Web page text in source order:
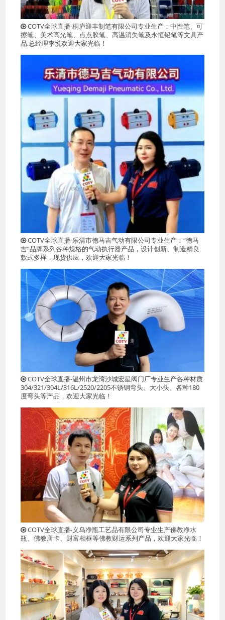
COTV全球直播-桐庐迎丰制笔有限公司专业生产：中性笔、可
擦笔、美术高光笔、点点胶笔、高温消失笔及永恒铅笔等文具产
品,总经理李悦欢迎大家光临！
COTV全球直播-乐清市德马吉气动有限公司专业生产：“德马
吉”品牌系列各种规格的气动执行器产品，设计创新、制造精良
款式多样，现货供应，欢迎大家光临！
COTV全球直播-温州市龙湾沙城宏星阀门厂专业生产各种材质
304/321/304L/316L/2520/2205不锈钢弯头、大小头、各种180
度弯头等产品，欢迎大家光临！
COTV全球直播-义乌净瓶工艺品有限公司专业生产佛教净水
瓶、佛教唐卡、财富相框等佛教财运系列产品，欢迎大家光临！